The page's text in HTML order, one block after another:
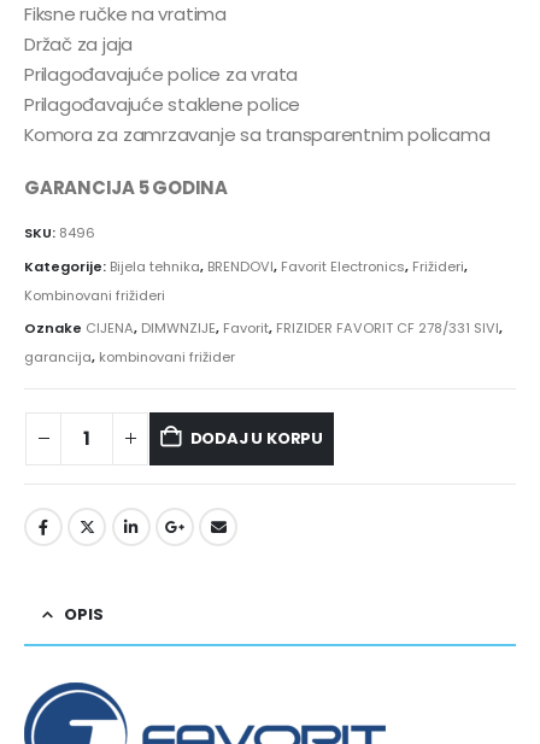
Fiksne ručke na vratima
Držač za jaja
Prilagođavajuće police za vrata
Prilagođavajuće staklene police
Komora za zamrzavanje sa transparentnim policama
GARANCIJA 5 GODINA
SKU: 8496
Kategorije: Bijela tehnika, BRENDOVI, Favorit Electronics, Frižideri,
Kombinovani frižideri
Oznake CIJENA, DIMWNZIJE, Favorit, FRIZIDER FAVORIT CF 278/331 SIVI,
garancija, kombinovani frižider
DODAJ U KORPU
OPIS